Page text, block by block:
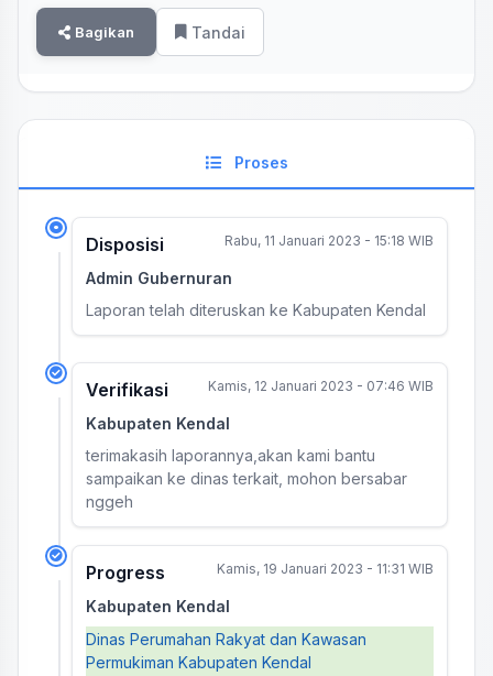
Bagikan Tandai
Proses
Disposisi Rabu, 11 Januari 2023 - 15:18 WIB
Admin Gubernuran
Laporan telah diteruskan ke Kabupaten Kendal
Verifikasi Kamis, 12 Januari 2023 - 07:46 WIB
Kabupaten Kendal
terimakasih laporannya,akan kami bantu
sampaikan ke dinas terkait, mohon bersabar
nggeh
Progress Kamis, 19 Januari 2023 - 11:31 WIB
Kabupaten Kendal
Dinas Perumahan Rakyat dan Kawasan
Permukiman Kabupaten Kendal